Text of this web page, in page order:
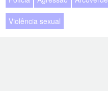
Violência sexual